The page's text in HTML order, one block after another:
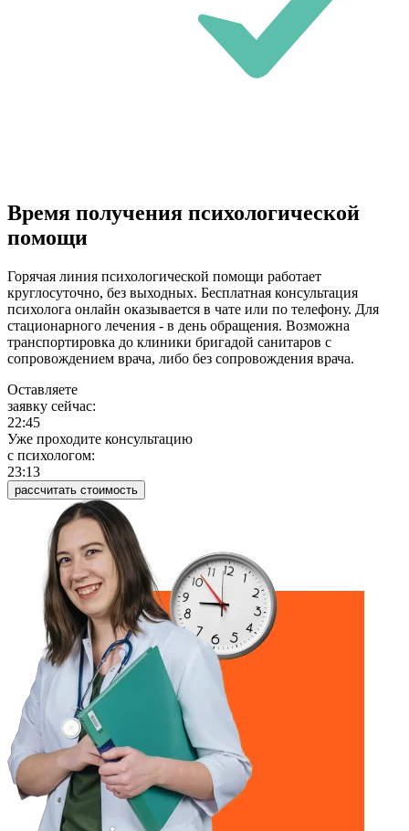
Время получения психологической
помощи
Горячая линия психологической помощи работает
круглосуточно, без выходных. Бесплатная консультация
психолога онлайн оказывается в чате или по телефону. Для
стационарного лечения - в день обращения. Возможна
транспортировка до клиники бригадой санитаров с
сопровождением врача, либо без сопровождения врача.
Оставляете
заявку сейчас:
22:45
Уже проходите консультацию
c психологом:
23:13
рассчитать стоимость